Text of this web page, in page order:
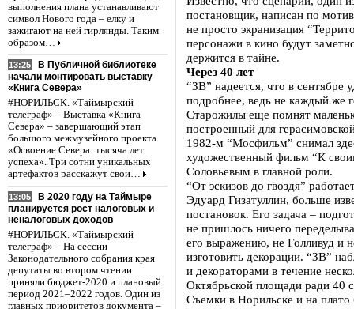
выполнения плана устанавливают
символ Нового года – елку и
зажигают на ней гирлянды. Таким
образом…
13:25
В Публичной библиотеке
начали монтировать выставку
«Книга Севера»
#НОРИЛЬСК. «Таймырский
телеграф» – Выставка «Книга
Севера» – завершающий этап
большого межмузейного проекта
«Освоение Севера: тысяча лет
успеха». Три сотни уникальных
артефактов расскажут свои…
13:05
В 2020 году на Таймыре
планируется рост налоговых и
неналоговых доходов
#НОРИЛЬСК. «Таймырский
телеграф» – На сессии
Законодательного собрания края
депутаты во втором чтении
приняли бюджет-2020 и плановый
период 2021–2022 годов. Один из
главных приоритетов документа –
постановщик, написан по
не просто экранизация
персонажи в кино будут
держится в тайне.
Через 40 лет
“ЗВ” надеется, что в сентябре
подробнее, ведь не каждый же
Старожилы еще помнят
построенный для
1982-м “Мосфильм” снимал
художественный фильм “К
Соловьевым в главной роли.
“От эскизов до гвоздя”
Эдуард Гизатуллин, больше
постановок. Его задача –
не пришлось ничего
его выражению, не Голливуд и
изготовить декорации. “ЗВ”
и декораторами в течение
Октябрьской площади ради 40
Съемки в Норильске и на